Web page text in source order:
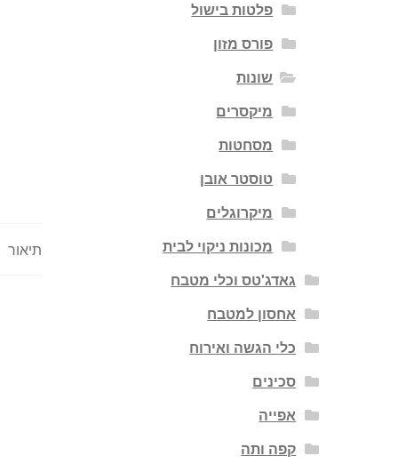
תיאור
פלטות בישול
פורס מזון
שונות
מיקסרים
מסחטות
טוסטר אובן
מיקרוגלים
מכונות ניקוי לבית
גאדג'טס וכלי מטבח
אחסון למטבח
כלי הגשה ואירוח
סכינים
אפייה
קפה ותה